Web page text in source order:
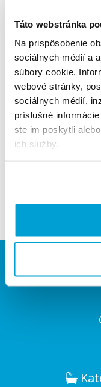
Táto webstránka
Na prispôsobenie
sociálnych médií a
súbory cookie.
webové stránky,
sociálnych médií,
príslušné
ste im poskytli
ich služby.
Všetkyprodukty
Vyhľadávam